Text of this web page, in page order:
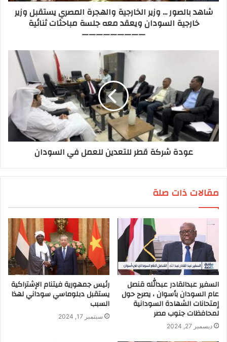
شاهد بالصور ... وزير الخارجية والهجرة المصري يستقبل وزير
خارجية السودان ويعقد معه جلسة مباحثات ثنائية
—————————
عودة شركة قطر للتعدين للعمل في السودان
مقالات ذات صلة
السفير عبدالقادر عبدالله قنصل
عام السودان بأسوان ، يصرح حول
إمتحانات الشهادة السودانية
لمحافظات جنوب مصر
ديسمبر 27, 2024
رئيس جمهورية فيتنام الإشتراكية
يستقبل دبلوماسي سوداني لهذا
السبب
سبتمبر 17, 2024